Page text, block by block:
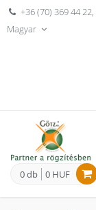
+36 (70) 369 44 22,
Magyar
0 db 0 HUF